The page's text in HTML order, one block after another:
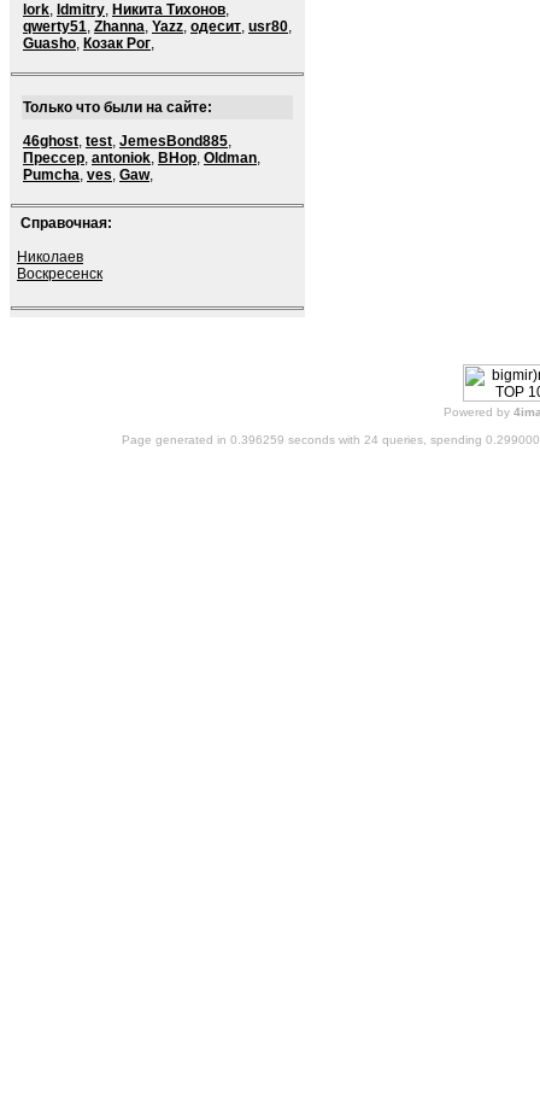
lork, ldmitry, Никита Тихонов,
qwerty51, Zhanna, Yazz, одесит, usr80,
Guasho, Козак Рог,
Только что были на сайте:
46ghost, test, JemesBond885,
Прессер, antoniok, BHop, Oldman,
Pumcha, ves, Gaw,
Справочная:
Николаев
Воскресенск
Powered by
Page generated in 0.396259 seconds with 24 queries, spending